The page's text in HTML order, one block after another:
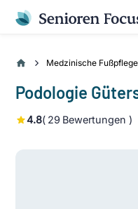
Medzinische
Podologie
4.8( 29 Bewertungen )